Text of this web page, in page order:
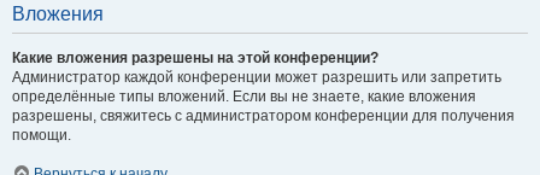
Вложения
Какие вложения разрешены на этой конференции?
Администратор каждой конференции может разрешить или запретить
определённые типы вложений. Если вы не знаете, какие вложения
разрешены, свяжитесь с администратором конференции для получения
помощи.